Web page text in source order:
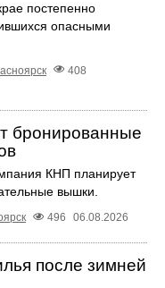
постепенно
опасными
408
бронированные
КНП планирует
вышки.
496 06.08.2026
после зимней